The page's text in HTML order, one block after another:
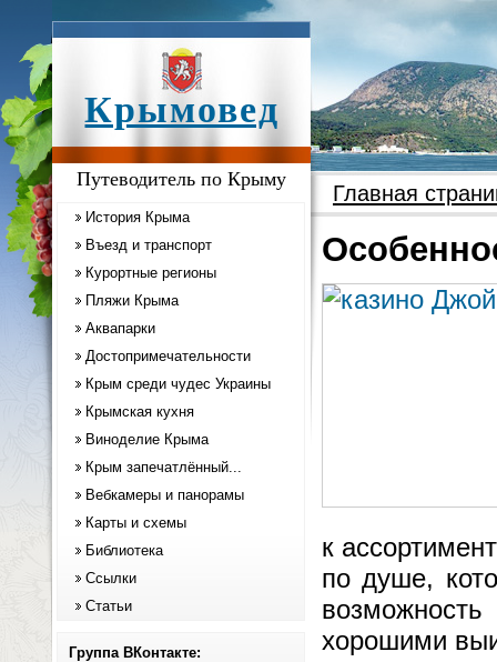
Крымовед
Путеводитель по Крыму
История Крыма
Въезд и транспорт
Курортные регионы
Пляжи Крыма
Аквапарки
Достопримечательности
Крым среди чудес Украины
Крымская кухня
Виноделие Крыма
Крым запечатлённый...
Вебкамеры и панорамы
Карты и схемы
Библиотека
Ссылки
Статьи
Группа ВКонтакте:
Главная
к
по душе,
хорошими